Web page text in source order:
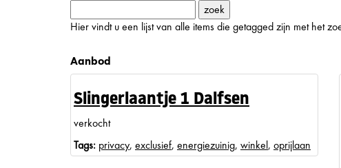
Hier vindt u een lijst van alle items die getagged zijn met het
Aanbod
Slingerlaantje 1 Dalfsen
verkocht
Tags: privacy, exclusief, energiezuinig, winkel, oprijlaan